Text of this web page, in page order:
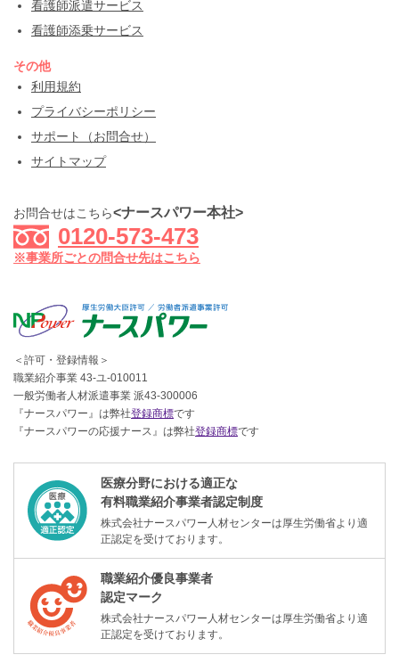
看護師派遣サービス
看護師添乗サービス
その他
利用規約
プライバシーポリシー
サポート（お問合せ）
サイトマップ
お問合せはこちら<ナースパワー本社>
0120-573-473
※事業所ごとの問合せ先はこちら
＜許可・登録情報＞
職業紹介事業 43-ユ-010011
一般労働者人材派遣事業 派43-300006
『ナースパワー』は弊社登録商標です
『ナースパワーの応援ナース』は弊社登録商標です
医療分野における適正な
有料職業紹介事業者認定制度
株式会社ナースパワー人材センターは厚生労働省より適
正認定を受けております。
職業紹介優良事業者
認定マーク
株式会社ナースパワー人材センターは厚生労働省より適
正認定を受けております。